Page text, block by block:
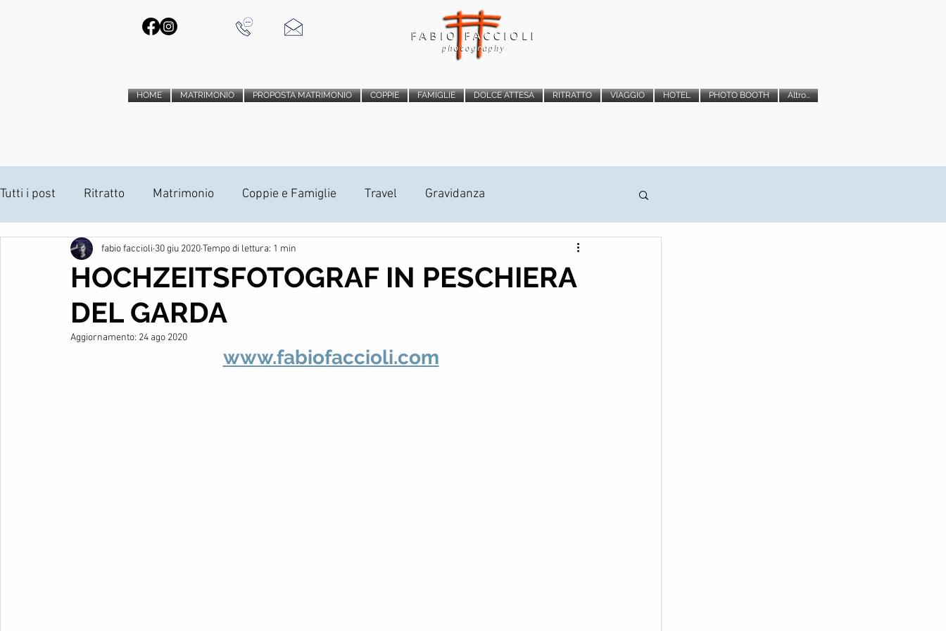
Tutti i post Ritratto Matrimonio Coppie e Famiglie Travel Gravidanza
Installazioni Anamorfiche Drone Album di Matrimonio Proposta di Matrimonio
vido trailer matrimonio fotografia d'interni
HOCHZEITSFOTOGRAF IN PESCHIERA
DEL GARDA
fabio faccioli 30 giu 2020Tempo di lettura: 1 min
Aggiornamento: 24 ago 2020
www.fabiofaccioli.com
HOME MATRIMONIO PROPOSTA MATRIMONIO COPPIE FAMIGLIE DOLCE ATTESA RITRATTO VIAGGIO HOTEL PHOTO BOOTH Altro...